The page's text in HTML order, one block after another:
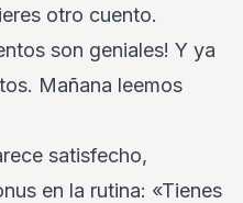
otro cuento.
son geniales! Y ya
Mañana leemos
satisfecho,
en la rutina: «Tienes